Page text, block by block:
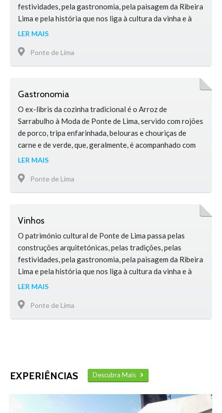
festividades, pela gastronomia, pela paisagem da Ribeira
Lima e pela história que nos liga à cultura da vinha e à
produção de vinho desde tempos imemoriais, numa
Todo esse património faz deste concelho um lugar ímpar
…
LER MAIS
Ponte de Lima
Gastronomia
O ex-libris da cozinha tradicional é o Arroz de
Sarrabulho à Moda de Ponte de Lima, servido com rojões
de porco, tripa enfarinhada, belouras e chouriças de
carne e de verde, que, geralmente, é acompanhado com
Vinho Verde tinto da casta Vinhão. A lampreia do rio
cebolada. Também merecem destaque …
LER MAIS
Ponte de Lima
Vinhos
O património cultural de Ponte de Lima passa pelas
construções arquitetónicas, pelas tradições, pelas
festividades, pela gastronomia, pela paisagem da Ribeira
Lima e pela história que nos liga à cultura da vinha e à
produção de vinho desde tempos imemoriais, numa
Todo esse património faz deste concelho um lugar ímpar
…
LER MAIS
Ponte de Lima
EXPERIÊNCIAS Descubra Mais